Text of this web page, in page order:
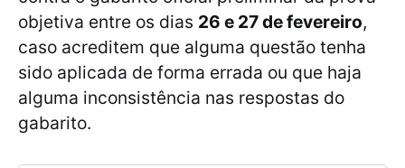
objetiva entre os dias 26 e 27 de fevereiro,
caso acreditem que alguma questão tenha
sido aplicada de forma errada ou que haja
alguma inconsistência nas respostas do
gabarito.